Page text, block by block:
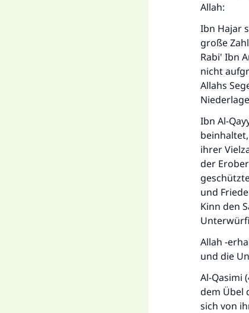
Allah:
Ibn Hajar
große
Rabi' Ibn
nicht
Allahs
Ibn Al-
ihrer
der
und
Kinn den
Allah -
und die
Al-Qasimi
dem Übel
sich von